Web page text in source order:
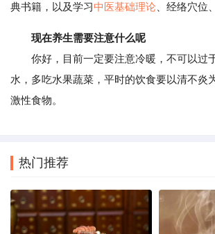
典书籍，以及学习中医基础理论 、经络穴位
现在养生需要注意什么呢
你好，目前一定要注意冷暖，不可以过
水，多吃水果蔬菜，平时的饮食要以清不炎
激性食物。
热门推荐